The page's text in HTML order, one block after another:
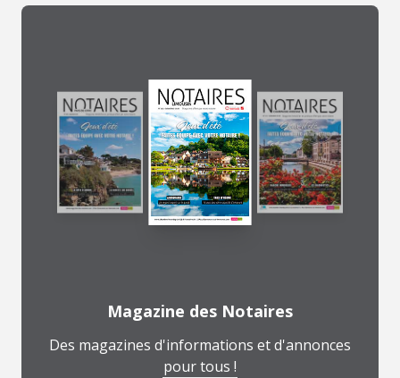
Magazine des Notaires
Des magazines d'informations et d'annonces
pour tous !